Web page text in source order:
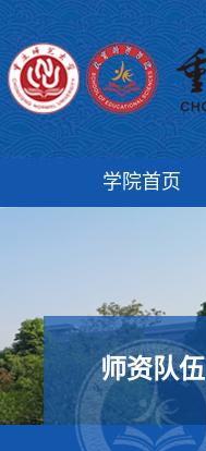
学院首页
师资队伍